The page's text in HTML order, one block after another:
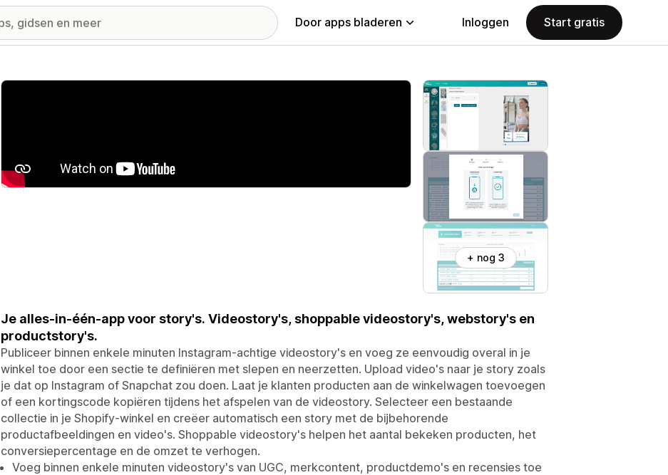
Door apps bladeren Inloggen Start gratis
Galerij met uitgelichte afbeeldingen
+ nog 3
Je alles-in-één-app voor story's. Videostory's, shoppable videostory's, webstory's en
productstory's.
Publiceer binnen enkele minuten Instagram-achtige videostory's en voeg ze eenvoudig overal in je
winkel toe door een sectie te definiëren met slepen en neerzetten. Upload video's naar je story zoals
je dat op Instagram of Snapchat zou doen. Laat je klanten producten aan de winkelwagen toevoegen
of een kortingscode kopiëren tijdens het afspelen van de videostory. Selecteer een bestaande
collectie in je Shopify-winkel en creëer automatisch een story met de bijbehorende
productafbeeldingen en video's. Shoppable videostory's helpen het aantal bekeken producten, het
conversiepercentage en de omzet te verhogen.
Voeg binnen enkele minuten videostory's van UGC, merkcontent, productdemo's en recensies toe